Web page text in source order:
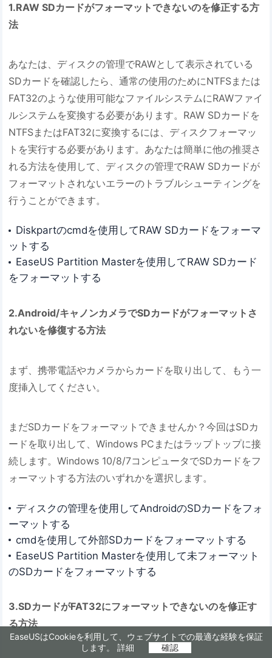
EaseUSはCookieを利用して、ウェブサイトでの最適な経験を保証
します。 詳細 確認
1.RAW SDカードがフォーマットできないのを修正する方
法
あなたは、ディスクの管理でRAWとして表示されている
SDカードを確認したら、通常の使用のためにNTFSまたは
FAT32のような使用可能なファイルシステムにRAWファイ
ルシステムを変換する必要があります。RAW SDカードを
NTFSまたはFAT32に変換するには、ディスクフォーマッ
トを実行する必要があります。あなたは簡単に他の推奨さ
れる方法を使用して、ディスクの管理でRAW SDカードが
フォーマットされないエラーのトラブルシューティングを
行うことができます。
Diskpartのcmdを使用してRAW SDカードをフォーマ
ットする
EaseUS Partition Masterを使用してRAW SDカード
をフォーマットする
2.Android/キャノンカメラでSDカードがフォーマットさ
れないを修復する方法
まず、携帯電話やカメラからカードを取り出して、もう一
度挿入してください。
まだSDカードをフォーマットできませんか？今回はSDカ
ードを取り出して、Windows PCまたはラップトップに接
続します。Windows 10/8/7コンピュータでSDカードをフ
ォーマットする方法のいずれかを選択します。
ディスクの管理を使用してAndroidのSDカードをフォ
ーマットする
cmdを使用して外部SDカードをフォーマットする
EaseUS Partition Masterを使用して未フォーマット
のSDカードをフォーマットする
3.SDカードがFAT32にフォーマットできないのを修正す
る方法